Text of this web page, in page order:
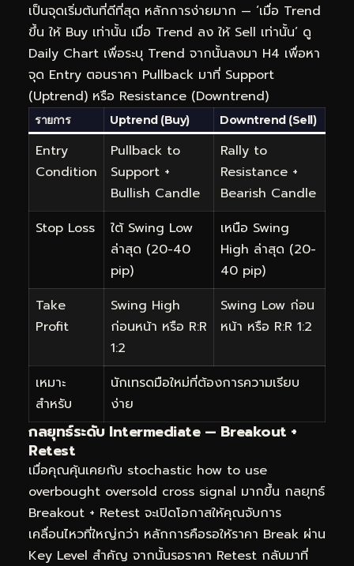
เป็นจุดเริ่มต้นที่ดีที่สุด หลักการง่ายมาก — ‘เมื่อ Trend
ขึ้น ให้ Buy เท่านั้น เมื่อ Trend ลง ให้ Sell เท่านั้น’ ดู
Daily Chart เพื่อระบุ Trend จากนั้นลงมา H4 เพื่อหา
จุด Entry ตอนราคา Pullback มาที่ Support
(Uptrend) หรือ Resistance (Downtrend)
รายการ Uptrend (Buy) Downtrend (Sell)
Entry
Condition
Pullback to
Support +
Bullish Candle
Rally to
Resistance +
Bearish Candle
Stop Loss
ใต้ Swing Low
ล่าสุด (20-40
pip)
เหนือ Swing
High ล่าสุด (20-
40 pip)
Take
Profit
Swing High
ก่อนหน้า หรือ R:R
1:2
Swing Low ก่อน
หน้า หรือ R:R 1:2
เหมาะ
สำหรับ
นักเทรดมือใหม่ที่ต้องการความเรียบ
ง่าย
กลยุทธ์ระดับ Intermediate — Breakout +
Retest
เมื่อคุณคุ้นเคยกับ stochastic how to use
overbought oversold cross signal มากขึ้น กลยุทธ์
Breakout + Retest จะเปิดโอกาสให้คุณจับการ
เคลื่อนไหวที่ใหญ่กว่า หลักการคือรอให้ราคา Break ผ่าน
Key Level สำคัญ จากนั้นรอราคา Retest กลับมาที่